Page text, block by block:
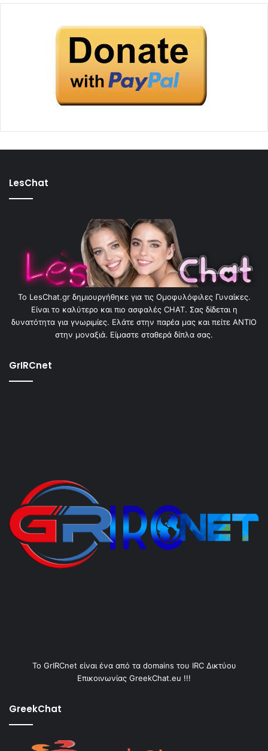
LesChat
To LesChat.gr δημιουργήθηκε για τις Ομοφυλόφιλες Γυναίκες.
Είναι το καλύτερο και πιο ασφαλές CHAT. Σας δίδεται η
δυνατότητα για γνωριμίες. Ελάτε στην παρέα μας και πείτε ΑΝΤΙΟ
στην μοναξιά. Είμαστε σταθερά δίπλα σας.
GrIRCnet
Το GrIRCnet είναι ένα από τα domains του IRC Δικτύου
Επικοινωνίας GreekChat.eu !!!
GreekChat